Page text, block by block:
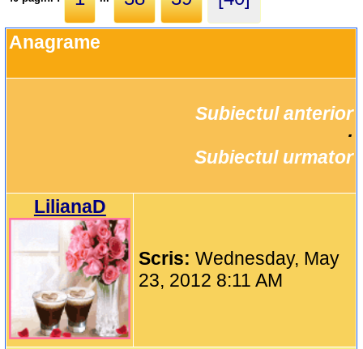
Anagrame
Subiectul anterior
Subiectul urmator
LilianaD
Scris:Wednesday, May
23, 2012 8:11 AM